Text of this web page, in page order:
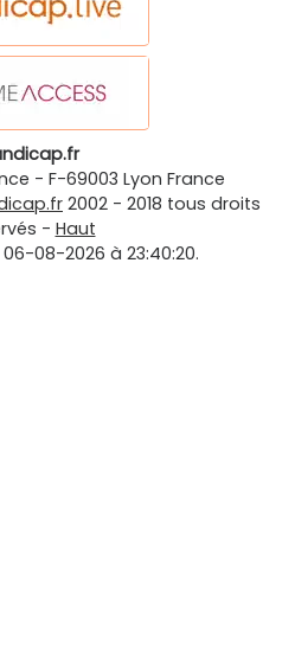
- F-69003 Lyon France
2002 - 2018 tous droits
- Haut
08-2026 à 23:40:20.